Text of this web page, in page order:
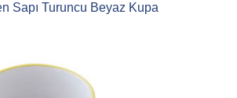
Sapı Turuncu Beyaz Kupa